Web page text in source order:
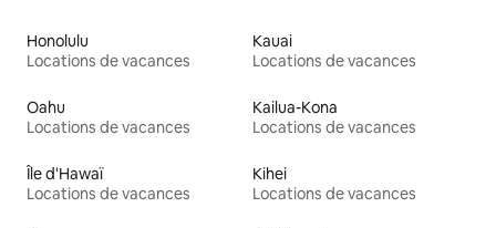
Honolulu
Locations de vacances
Kauai
Locations de vacances
Oahu
Locations de vacances
Kailua-Kona
Locations de vacances
Île d'Hawaï
Locations de vacances
Kihei
Locations de vacances